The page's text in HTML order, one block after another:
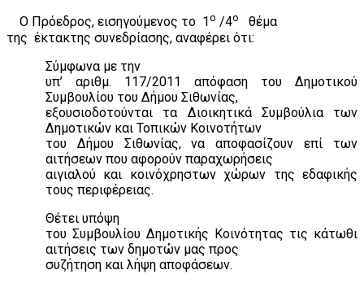
Ο Πρόεδρος, εισηγούμενος το 1 ο /4ο
θέμα
της έκτακτης συνεδρίασης, αναφέρει ότι:
Σύμφωνα με την
υπ’ αριθμ. 117/2011 απόφαση του Δημοτικού
Συμβουλίου του Δήμου Σιθωνίας,
εξουσιοδοτούνται τα Διοικητικά Συμβούλια των
Δημοτικών και Τοπικών Κοινοτήτων
του Δήμου Σιθωνίας, να αποφασίζουν επί των
αιτήσεων που αφορούν παραχωρήσεις
αιγιαλού και κοινόχρηστων χώρων της εδαφικής
τους περιφέρειας.
Θέτει υπόψη
του Συμβουλίου Δημοτικής Κοινότητας τις κάτωθι
αιτήσεις των δημοτών μας προς
συζήτηση και λήψη αποφάσεων.